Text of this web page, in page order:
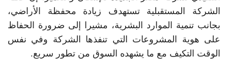
الشركة المستقبلية تستهدف زيادة محفظة الأراضي،
بجانب تنمية الموارد البشرية، مشيرا إلى ضرورة الحفاظ
على هوية المشروعات التي تنفذها الشركة وفي نفس
الوقت التكيف مع ما يشهده السوق من تطور سريع.